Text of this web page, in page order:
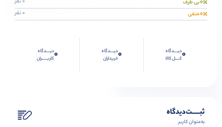
بی طرف
0منفی 0 نفر
0دیــــدگاه
کــــل کالا
0دیــــدگاه
خریداران
0دیــــدگاه
کاربـــــران
ثبـــــت‌دیدگاه
به‌عنوان کاربر